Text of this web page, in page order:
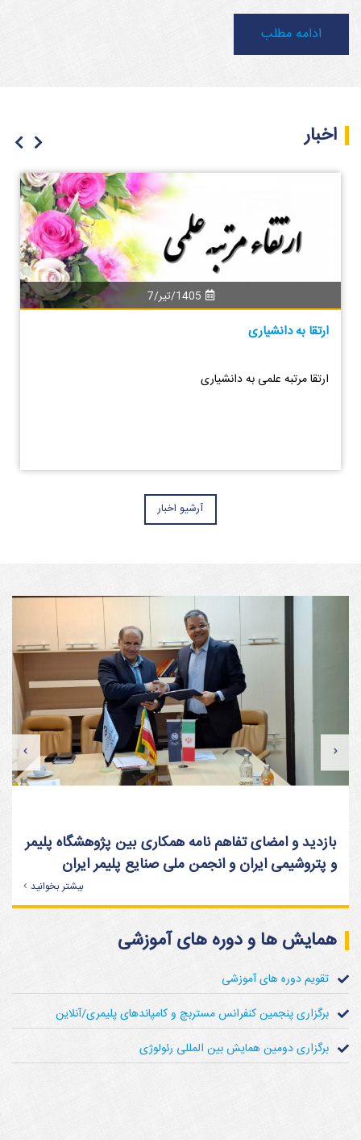
ادامه مطلب
اخبار
1405/تیر/7
ارتقا به دانشیاری
ارتقا مرتبه علمی به دانشیاری
آرشیو اخبار
بازدید و امضای تفاهم نامه همکاری بین پژوهشگاه پلیمر
و پتروشیمی ایران و انجمن ملی صنایع پلیمر ایران
بیشتر بخوانید
همایش ها و دوره های آموزشی
تقویم دوره­ های آموزشی
برگزاری پنجمین کنفرانس مستربچ و کامپاندهای پلیمری/آنلاین
برگزاری دومین همایش بین المللی رئولوژی